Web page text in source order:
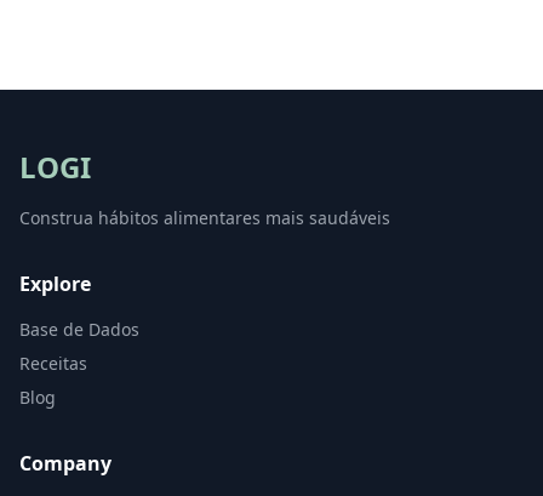
LOGI
Construa hábitos alimentares mais saudáveis
Explore
Base de Dados
Receitas
Blog
Company